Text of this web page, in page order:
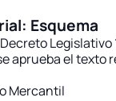
Esquema
Legislativo
aprueba el texto
Mercantil